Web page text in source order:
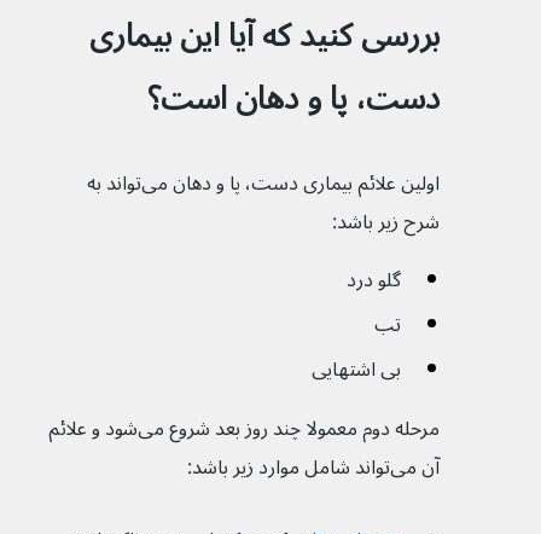
بررسی کنید که آیا این بیماری
دست، پا و دهان است؟
اولین علائم بیماری دست، پا و دهان می‌تواند به
شرح زیر باشد:
گلو درد
تب
بی اشتهایی
مرحله دوم معمولا چند روز بعد شروع می‌شود و علائم
آن می‌تواند شامل موارد زیر باشد: